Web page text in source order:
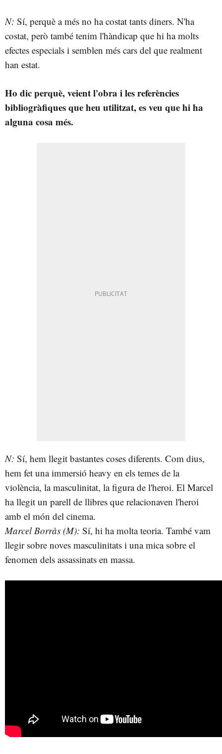
N: Sí, perquè a més no ha costat tants diners. N'ha
costat, però també tenim l'hàndicap que hi ha molts
efectes especials i semblen més cars del que realment
han estat.
Ho dic perquè, veient l'obra i les referències
bibliogràfiques que heu utilitzat, es veu que hi ha
alguna cosa més.
N: Sí, hem llegit bastantes coses diferents. Com dius,
hem fet una immersió heavy en els temes de la
violència, la masculinitat, la figura de l'heroi. El Marcel
ha llegit un parell de llibres que relacionaven l'heroi
amb el món del cinema.
Marcel Borràs (M): Sí, hi ha molta teoria. També vam
llegir sobre noves masculinitats i una mica sobre el
fenomen dels assassinats en massa.